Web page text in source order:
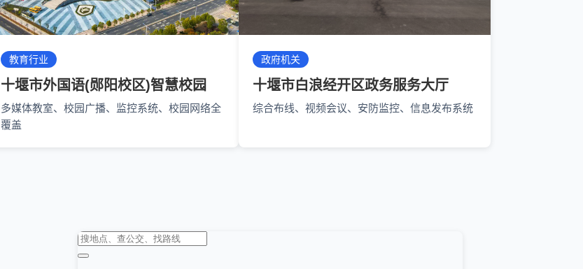
教育行业
十堰市外国语(郧阳校区)智慧校园
多媒体教室、校园广播、监控系统、校园网络全
覆盖
政府机关
十堰市白浪经开区政务服务大厅
综合布线、视频会议、安防监控、信息发布系统